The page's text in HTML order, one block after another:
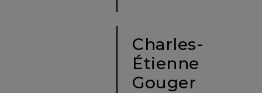
Charles-
Étienne
Gouger